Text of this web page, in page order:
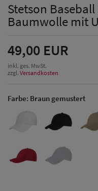
Herren Caps
Stetson
Baumwolle mit
49,00 EUR
inkl. ges. MwSt.
zzgl. Versandkosten
Farbe: Braun gemustert